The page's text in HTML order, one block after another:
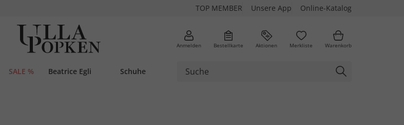
TOP MEMBER Unsere App Online-Katalog
Anmelden Bestellkarte Aktionen Merkliste Warenkorb
SALE % Beatrice Egli Schuhe